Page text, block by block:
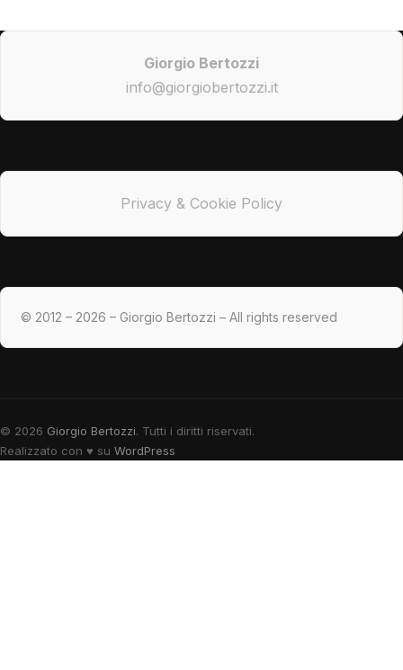
Giorgio Bertozzi
info@giorgiobertozzi.it
Privacy & Cookie Policy
© 2012 – 2026 – Giorgio Bertozzi – All rights reserved
© 2026 Giorgio Bertozzi. Tutti i diritti riservati.
Realizzato con ♥ su WordPress